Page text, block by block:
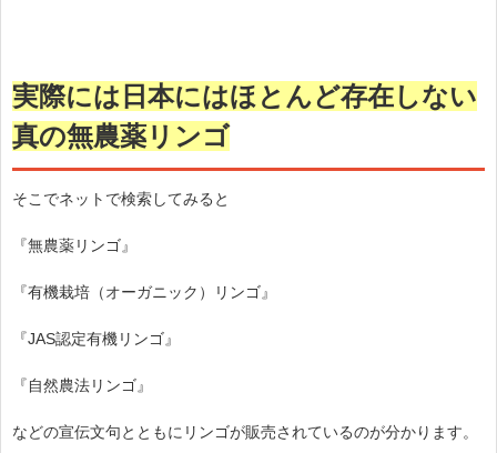
実際には日本にはほとんど存在しない
真の無農薬リンゴ
そこでネットで検索してみると
『無農薬リンゴ』
『有機栽培（オーガニック）リンゴ』
『JAS認定有機リンゴ』
『自然農法リンゴ』
などの宣伝文句とともにリンゴが販売されているのが分かります。